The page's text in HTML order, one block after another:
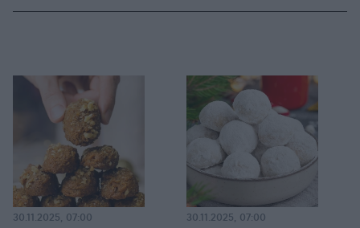
30.11.2025, 07:00 30.11.2025, 07:00